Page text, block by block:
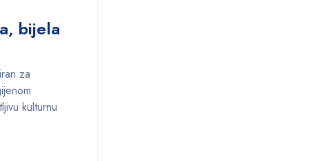
bijela
za
kulturnu